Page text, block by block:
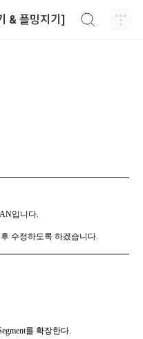
& 플밍지기]
입니다.
수정하도록 하겠습니다.
를 확장한다.